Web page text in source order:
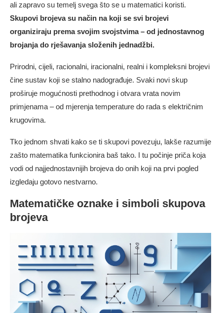
ali zapravo su temelj svega što se u matematici koristi.
Skupovi brojeva su način na koji se svi brojevi
organiziraju prema svojim svojstvima – od jednostavnog
brojanja do rješavanja složenih jednadžbi.
Prirodni, cijeli, racionalni, iracionalni, realni i kompleksni brojevi
čine sustav koji se stalno nadograđuje. Svaki novi skup
proširuje mogućnosti prethodnog i otvara vrata novim
primjenama – od mjerenja temperature do rada s električnim
krugovima.
Tko jednom shvati kako se ti skupovi povezuju, lakše razumije
zašto matematika funkcionira baš tako. I tu počinje priča koja
vodi od najjednostavnijih brojeva do onih koji na prvi pogled
izgledaju gotovo nestvarno.
Matematičke oznake i simboli skupova
brojeva